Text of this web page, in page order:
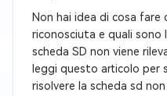
Non hai idea di cosa fare
riconosciuta e quali sono
scheda SD non viene
leggi questo articolo per
risolvere la scheda sd